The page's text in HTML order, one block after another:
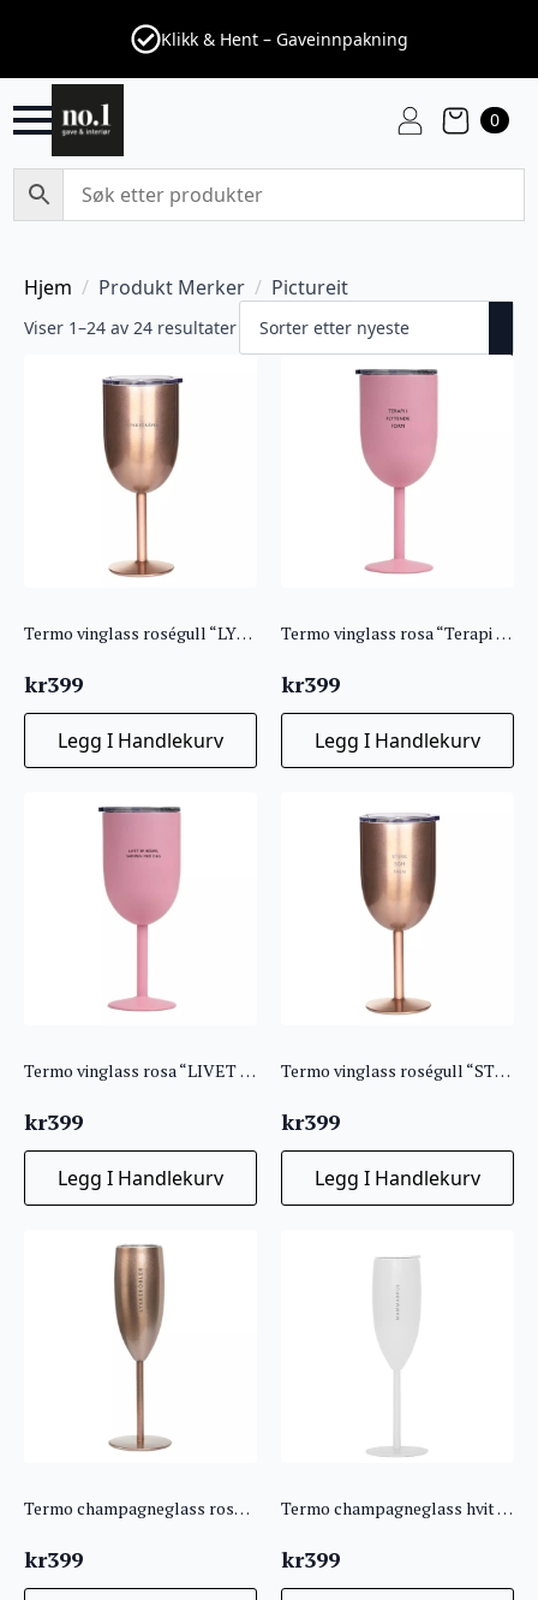
Klikk & Hent – Gaveinnpakning
0
Hjem Produkt Merker Pictureit
Viser 1–24 av 24 resultater
Termo vinglass roségull “LYKKEDRÅPER”
kr399
Legg I Handlekurv
Termo vinglass rosa “Terapi i flytende form”
kr399
Legg I Handlekurv
Termo vinglass rosa “LIVET ER BEDRE…”
kr399
Legg I Handlekurv
Termo vinglass roségull “STERK SOM FAEN”
kr399
Legg I Handlekurv
Termo champagneglass roségull “LYKKEBOBLER”
kr399
Termo champagneglass hvit “MAMMABRUS”
kr399